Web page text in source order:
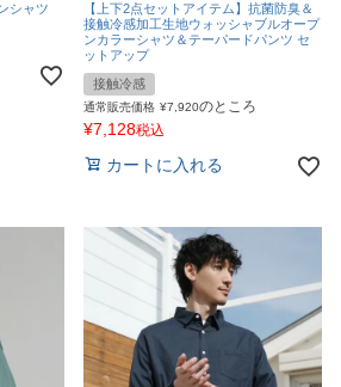
シャツ
【上下2点セットアイテム】抗菌防臭＆
接触冷感加工生地ウォッシャブルオープ
ンカラーシャツ＆テーパードパンツ セ
ットアップ
接触冷感
通常販売価格 ¥7,920のところ
¥7,128税込
カートに入れる